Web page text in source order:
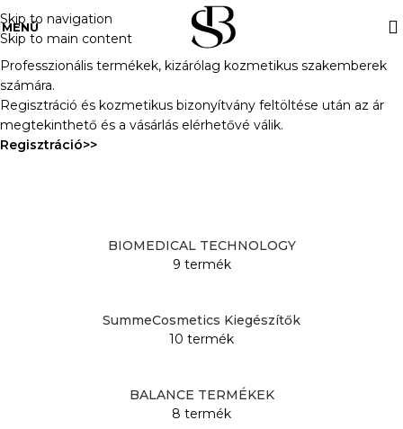
Skip to navigation
Skip to main content
MENÜ
Kezdőlap» Kozmetikusoknak
Professzionális termékek, kizárólag kozmetikus szakemberek
számára.
Regisztráció és kozmetikus bizonyítvány feltöltése után az ár
megtekinthető és a vásárlás elérhetővé válik.
Regisztráció>>
BIOMEDICAL TECHNOLOGY
9 termék
SummeCosmetics Kiegészítők
10 termék
BALANCE TERMÉKEK
8 termék